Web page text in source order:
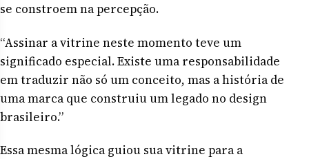
se constroem na percepção.
“Assinar a vitrine neste momento teve um
significado especial. Existe uma responsabilidade
em traduzir não só um conceito, mas a história de
uma marca que construiu um legado no design
brasileiro.”
Essa mesma lógica guiou sua vitrine para a